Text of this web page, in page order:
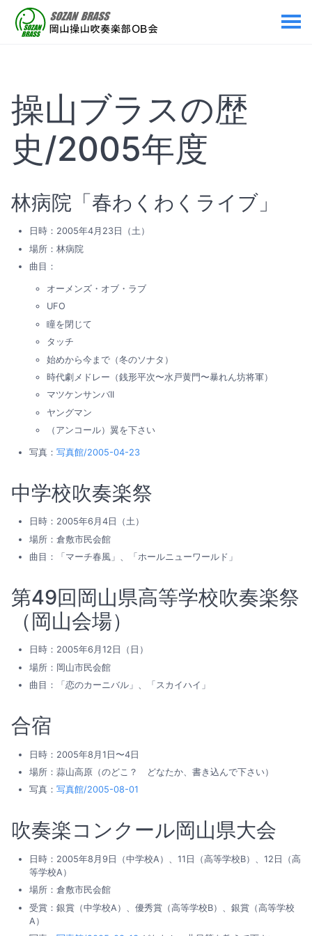
操山ブラスの歴
史/2005年度
林病院「春わくわくライブ」
日時：2005年4月23日（土）
場所：林病院
曲目：
オーメンズ・オブ・ラブ
UFO
瞳を閉じて
タッチ
始めから今まで（冬のソナタ）
時代劇メドレー（銭形平次〜水戸黄門〜暴れん坊将軍）
マツケンサンバII
ヤングマン
（アンコール）翼を下さい
写真： 写真館/2005-04-23
中学校吹奏楽祭
日時：2005年6月4日（土）
場所：倉敷市民会館
曲目：「マーチ春風」、「ホールニューワールド」
第49回岡山県高等学校吹奏楽祭
（岡山会場）
日時：2005年6月12日（日）
場所：岡山市民会館
曲目：「恋のカーニバル」、「スカイハイ」
合宿
日時：2005年8月1日〜4日
場所：蒜山高原（のどこ？ どなたか、書き込んで下さい）
写真： 写真館/2005-08-01
吹奏楽コンクール岡山県大会
日時：2005年8月9日（中学校A）、11日（高等学校B）、12日（高
等学校A）
場所：倉敷市民会館
受賞：銀賞（中学校A）、優秀賞（高等学校B）、銀賞（高等学校
A）